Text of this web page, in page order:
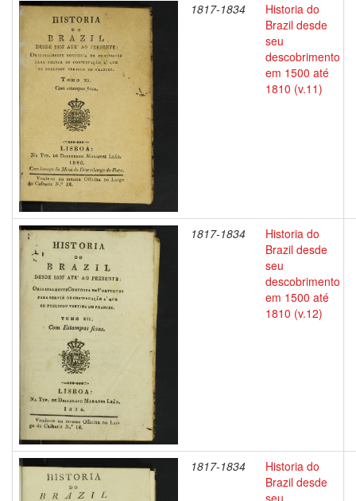
1817-1834
Historia do
Brazil desde
seu
descobrimento
em 1500 até
1810 (v.11)
1817-1834
Historia do
Brazil desde
seu
descobrimento
em 1500 até
1810 (v.12)
1817-1834
Historia do
Brazil desde
seu